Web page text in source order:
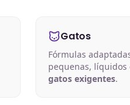
Gatos
Fórmulas
pequenas,
gatos exigentes.